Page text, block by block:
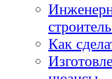
Как